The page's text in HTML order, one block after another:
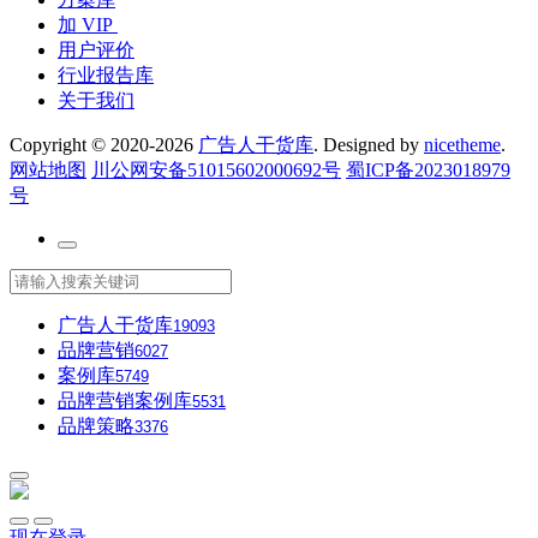
加 VIP
用户评价
行业报告库
关于我们
Copyright © 2020-2026 广告人干货库. Designed by nicetheme.
网站地图 川公网安备51015602000692号 蜀ICP备2023018979
号
广告人干货库19093
品牌营销6027
案例库5749
品牌营销案例库5531
品牌策略3376